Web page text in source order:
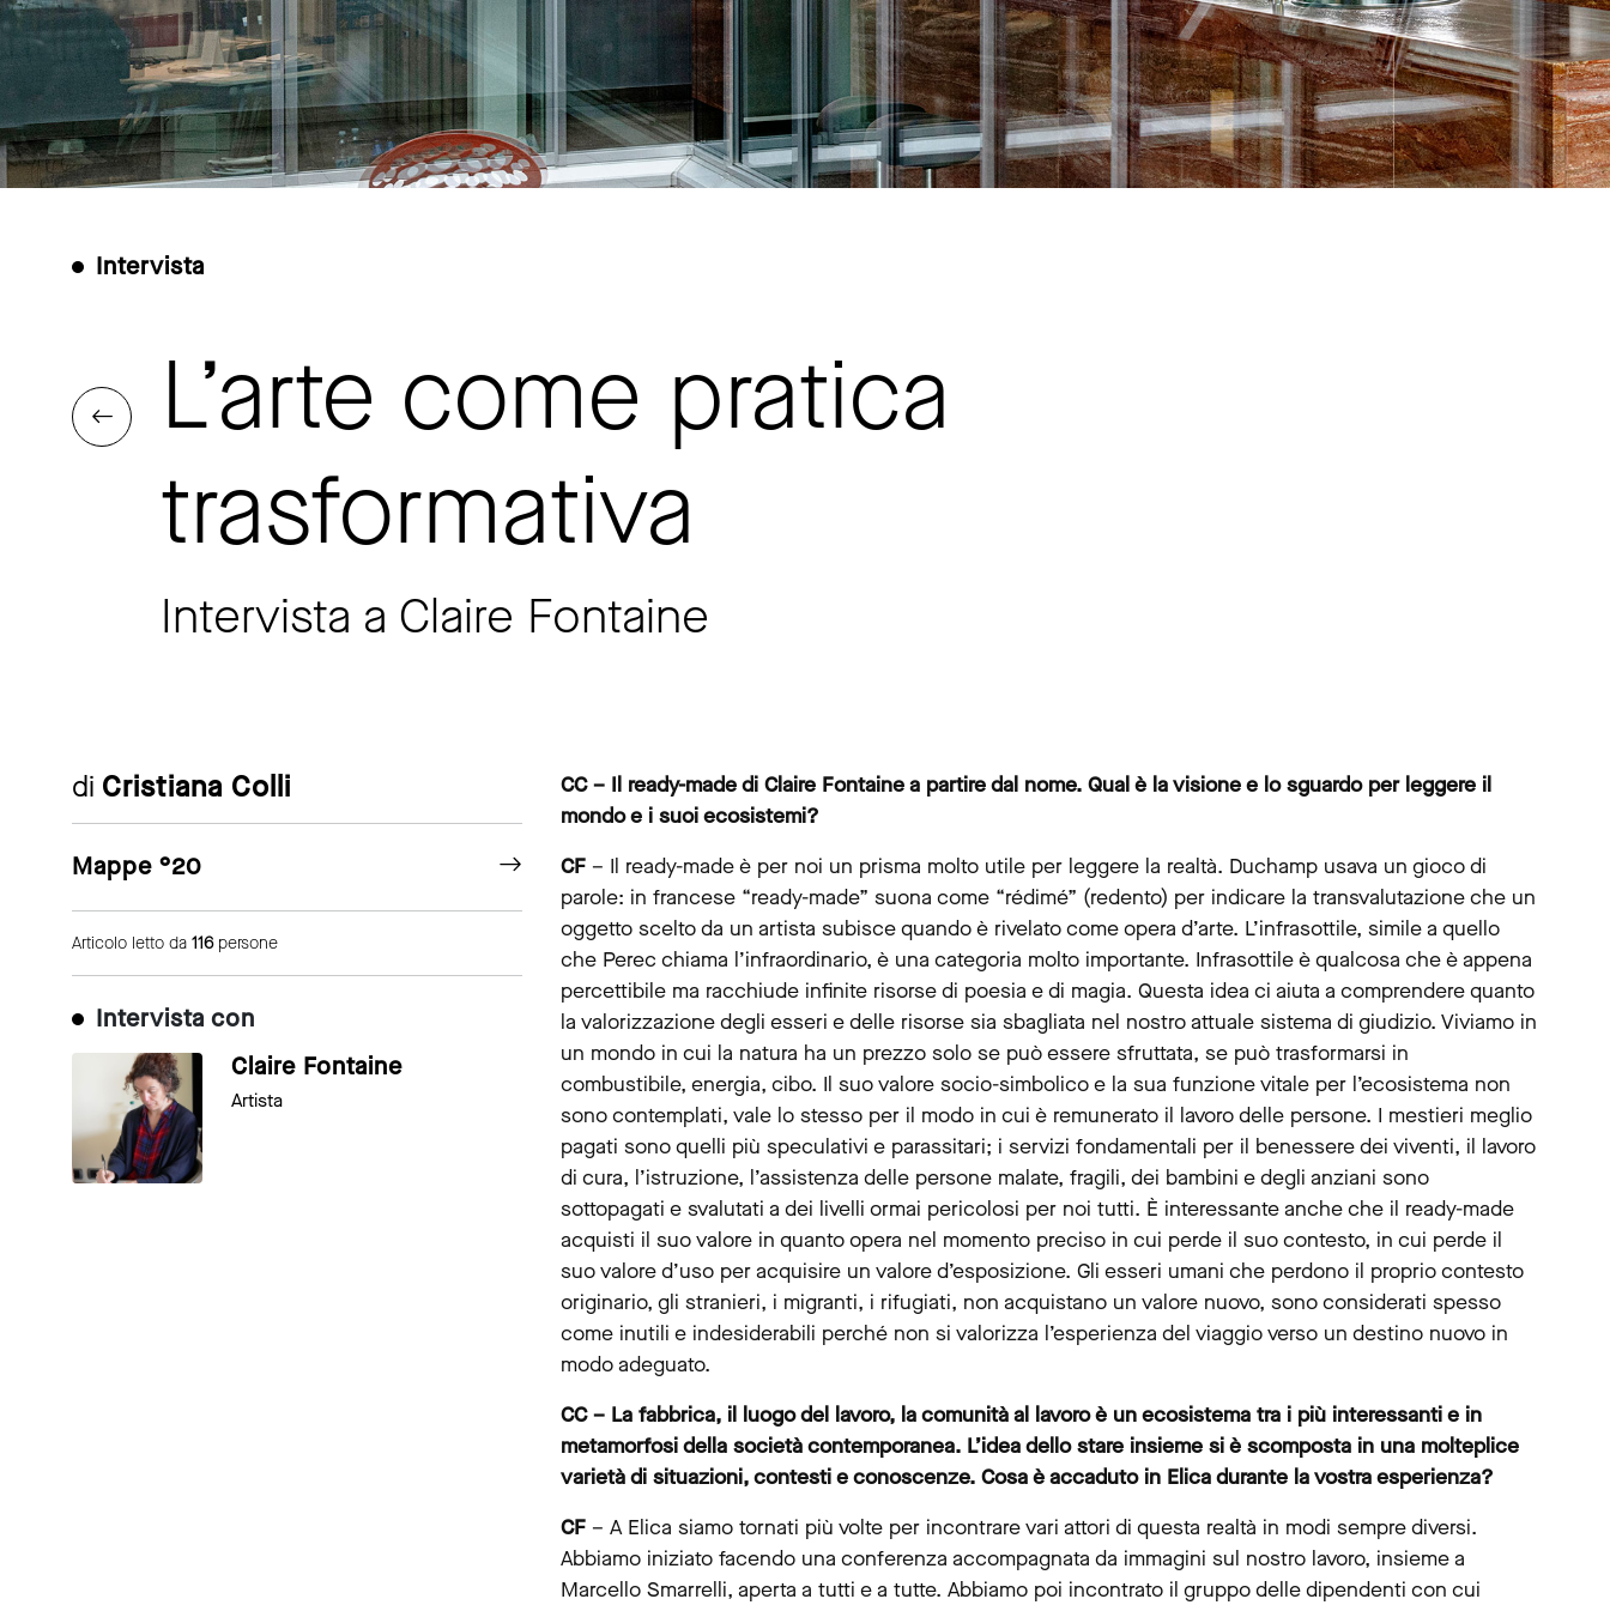
Intervista
L’arte come pratica
trasformativa
Intervista a Claire Fontaine
di Cristiana Colli
Mappe °20
Articolo letto da 116persone
Intervista con
Claire Fontaine
Artista
CC – Il ready-made di Claire Fontaine a partire dal nome. Qual è la visione e lo sguardo per leggere il
mondo e i suoi ecosistemi?
CF– Il ready-made è per noi un prisma molto utile per leggere la realtà. Duchamp usava un gioco di
parole: in francese “ready-made” suona come “rédimé” (redento) per indicare la transvalutazione che un
oggetto scelto da un artista subisce quando è rivelato come opera d’arte. L’infrasottile, simile a quello
che Perec chiama l’infraordinario, è una categoria molto importante. Infrasottile è qualcosa che è appena
percettibile ma racchiude infinite risorse di poesia e di magia. Questa idea ci aiuta a comprendere quanto
la valorizzazione degli esseri e delle risorse sia sbagliata nel nostro attuale sistema di giudizio. Viviamo in
un mondo in cui la natura ha un prezzo solo se può essere sfruttata, se può trasformarsi in
combustibile, energia, cibo. Il suo valore socio-simbolico e la sua funzione vitale per l’ecosistema non
sono contemplati, vale lo stesso per il modo in cui è remunerato il lavoro delle persone. I mestieri meglio
pagati sono quelli più speculativi e parassitari; i servizi fondamentali per il benessere dei viventi, il lavoro
di cura, l’istruzione, l’assistenza delle persone malate, fragili, dei bambini e degli anziani sono
sottopagati e svalutati a dei livelli ormai pericolosi per noi tutti. È interessante anche che il ready-made
acquisti il suo valore in quanto opera nel momento preciso in cui perde il suo contesto, in cui perde il
suo valore d’uso per acquisire un valore d’esposizione. Gli esseri umani che perdono il proprio contesto
originario, gli stranieri, i migranti, i rifugiati, non acquistano un valore nuovo, sono considerati spesso
come inutili e indesiderabili perché non si valorizza l’esperienza del viaggio verso un destino nuovo in
modo adeguato.
CC – La fabbrica, il luogo del lavoro, la comunità al lavoro è un ecosistema tra i più interessanti e in
metamorfosi della società contemporanea. L’idea dello stare insieme si è scomposta in una molteplice
varietà di situazioni, contesti e conoscenze. Cosa è accaduto in Elica durante la vostra esperienza?
CF– A Elica siamo tornati più volte per incontrare vari attori di questa realtà in modi sempre diversi.
Abbiamo iniziato facendo una conferenza accompagnata da immagini sul nostro lavoro, insieme a
Marcello Smarrelli, aperta a tutti e a tutte. Abbiamo poi incontrato il gruppo delle dipendenti con cui